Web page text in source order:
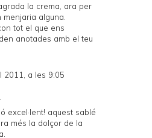
la crema, ara per
menjaria alguna.
tot el que ens
anotades amb el teu
2011, a les 9:05
excel·lent! aquest sablé
més la dolçor de la